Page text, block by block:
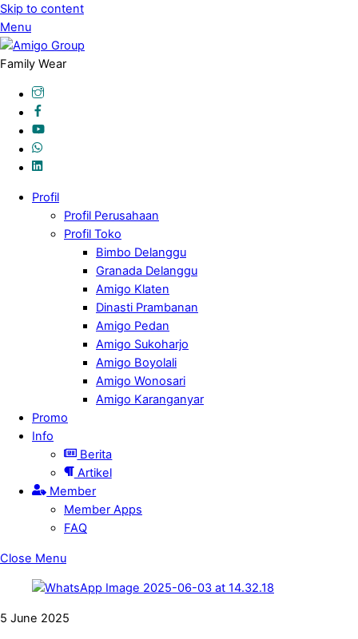
Skip to content
Menu
Family Wear
Profil
Profil Perusahaan
Profil Toko
Bimbo Delanggu
Granada Delanggu
Amigo Klaten
Dinasti Prambanan
Amigo Pedan
Amigo Sukoharjo
Amigo Boyolali
Amigo Wonosari
Amigo Karanganyar
Promo
Info
Berita
Artikel
Member
Member Apps
FAQ
Close Menu
5 June 2025